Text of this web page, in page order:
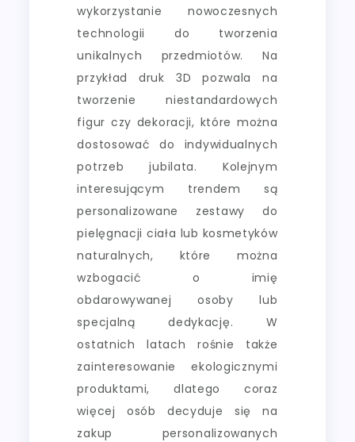
wykorzystanie nowoczesnych
technologii do tworzenia
unikalnych przedmiotów. Na
przykład druk 3D pozwala na
tworzenie niestandardowych
figur czy dekoracji, które można
dostosować do indywidualnych
potrzeb jubilata. Kolejnym
interesującym trendem są
personalizowane zestawy do
pielęgnacji ciała lub kosmetyków
naturalnych, które można
wzbogacić o imię
obdarowywanej osoby lub
specjalną dedykację. W
ostatnich latach rośnie także
zainteresowanie ekologicznymi
produktami, dlatego coraz
więcej osób decyduje się na
zakup personalizowanych